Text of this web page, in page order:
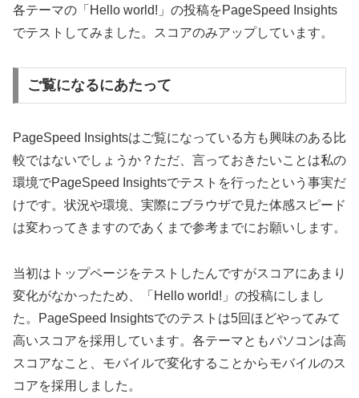
各テーマの「Hello world!」の投稿をPageSpeed Insights
でテストしてみました。スコアのみアップしています。
ご覧になるにあたって
PageSpeed Insightsはご覧になっている方も興味のある比
較ではないでしょうか？ただ、言っておきたいことは私の
環境でPageSpeed Insightsでテストを行ったという事実だ
けです。状況や環境、実際にブラウザで見た体感スピード
は変わってきますのであくまで参考までにお願いします。
当初はトップページをテストしたんですがスコアにあまり
変化がなかったため、「Hello world!」の投稿にしまし
た。PageSpeed Insightsでのテストは5回ほどやってみて
高いスコアを採用しています。各テーマともパソコンは高
スコアなこと、モバイルで変化することからモバイルのス
コアを採用しました。